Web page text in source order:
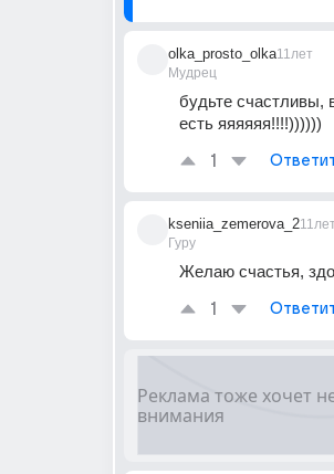
olka_prosto_olka
Мудрец
11лет
будьте счастливы,
есть яяяяяя!!!!))))))
1
kseniia_zemerova_2
Гуру
Желаю счастья,
1